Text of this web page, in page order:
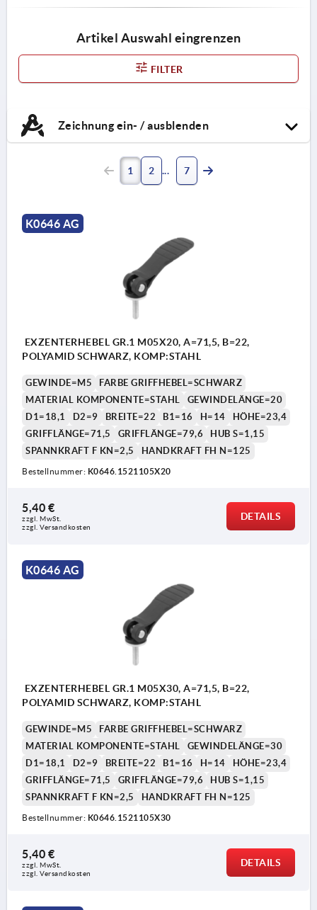
Artikel Auswahl eingrenzen
FILTER
Zeichnung ein- / ausblenden
1 2 7
K0646 AG
EXZENTERHEBEL GR.1 M05X20, A=71,5, B=22,
POLYAMID SCHWARZ, KOMP:STAHL
GEWINDE=M5
FARBE GRIFFHEBEL=SCHWARZ
MATERIAL KOMPONENTE=STAHL
GEWINDELÄNGE=20
D1=18,1
D2=9 BREITE=22 B1=16 H=14
HÖHE=23,4
GRIFFLÄNGE=71,5
GRIFFLÄNGE=79,6
HUB S=1,15
SPANNKRAFT F KN=2,5
HANDKRAFT FH N=125
Bestellnummer: K0646.1521105X20
5,40 €
zzgl. MwSt.
zzgl. Versandkosten
DETAILS
K0646 AG
EXZENTERHEBEL GR.1 M05X30, A=71,5, B=22,
POLYAMID SCHWARZ, KOMP:STAHL
GEWINDE=M5
FARBE GRIFFHEBEL=SCHWARZ
MATERIAL KOMPONENTE=STAHL
GEWINDELÄNGE=30
D1=18,1
D2=9 BREITE=22 B1=16 H=14
HÖHE=23,4
GRIFFLÄNGE=71,5
GRIFFLÄNGE=79,6
HUB S=1,15
SPANNKRAFT F KN=2,5
HANDKRAFT FH N=125
Bestellnummer: K0646.1521105X30
5,40 €
zzgl. MwSt.
zzgl. Versandkosten
DETAILS